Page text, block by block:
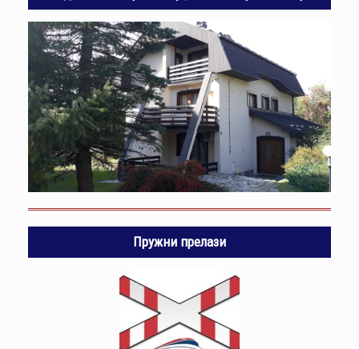
Пружни прелази